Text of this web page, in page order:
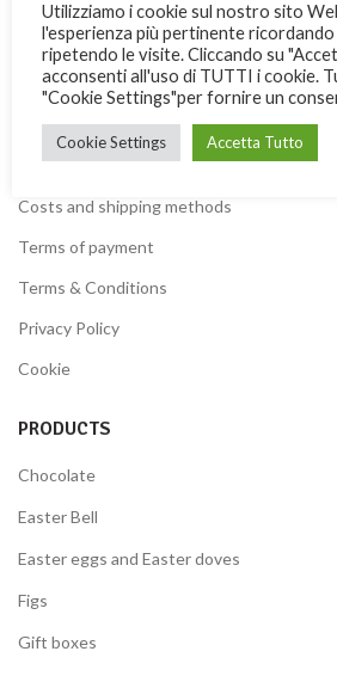
Via Garibaldi, 3 -13 - 87032 Amantea
Phone: + 39 0982.41277
Fax: + 39 0982.428926
USEFUL INFORMATION
Costs and shipping methods
Terms of payment
Terms & Conditions
Privacy Policy
Cookie
PRODUCTS
Chocolate
Easter Bell
Easter eggs and Easter doves
Figs
Gift boxes
Utilizziamo i cookie sul nostro sito
l'esperienza più pertinente
ripetendo le visite. Cliccando su
acconsenti all'uso di TUTTI i cookie.
"Cookie Settings"per fornire un
Cookie Settings Accetta Tutto